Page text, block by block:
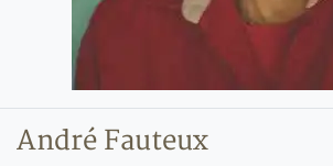
André Fauteux